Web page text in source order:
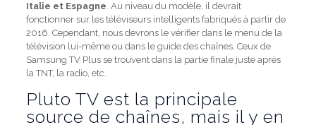
Italie et Espagne. Au niveau du modèle, il devrait
fonctionner sur les téléviseurs intelligents fabriqués à partir de
2016. Cependant, nous devrons le vérifier dans le menu de la
télévision lui-même ou dans le guide des chaînes. Ceux de
Samsung TV Plus se trouvent dans la partie finale juste après
la TNT, la radio, etc.
Pluto TV est la principale
source de chaînes, mais il y en